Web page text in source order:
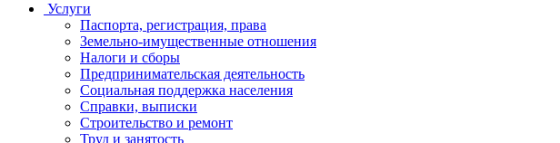
Услуги
Паспорта, регистрация, права
Земельно-имущественные отношения
Налоги и сборы
Предпринимательская деятельность
Социальная поддержка населения
Справки, выписки
Строительство и ремонт
Труд и занятость